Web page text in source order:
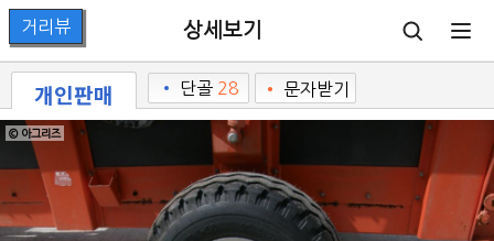
상세보기
개인판매 • 단골 28 • 문자받기
© 아그리즈